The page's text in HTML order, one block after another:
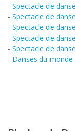
- Spectacle de
- Spectacle de
- Spectacle de
- Spectacle de
- Spectacle de
- Danses du monde